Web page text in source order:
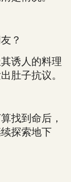
？
诱人的料理
肚子抗议。
找到命后，
探索地下